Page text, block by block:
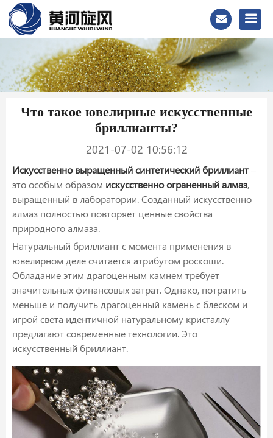
Что такое ювелирные искусственные
бриллианты?
2021-07-02 10:56:12
Искусственно выращенный синтетический бриллиант–
это особым образом искусственно ограненный алмаз,
выращенный в лаборатории. Созданный искусственно
алмаз полностью повторяет ценные свойства
природного алмаза.
Натуральный бриллиант с момента применения в
ювелирном деле считается атрибутом роскоши.
Обладание этим драгоценным камнем требует
значительных финансовых затрат. Однако, потратить
меньше и получить драгоценный камень с блеском и
игрой света идентичной натуральному кристаллу
предлагают современные технологии. Это
искусственный бриллиант.